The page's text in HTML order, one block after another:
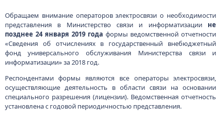
Обращаем внимание операторов электросвязи о необходимости
представления в Министерство связи и информатизации не
позднее 24 января 2019 годаформы ведомственной отчетности
«Сведения об отчислениях в государственный внебюджетный
фонд универсального обслуживания Министерства связи и
информатизации» за 2018 год.
Респондентами формы являются все операторы электросвязи,
осуществляющие деятельность в области связи на основании
специального разрешения (лицензии). Ведомственная отчетность
установлена с годовой периодичностью представления.